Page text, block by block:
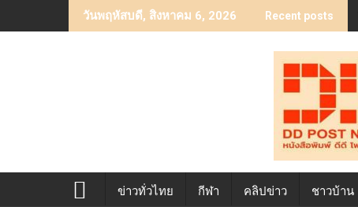
to
วันพฤหัสบดี, สิงหาคม 6, 2026 Recent posts
ข่าวทั่วไทย กีฬา คลิปข่าว ชาวบ้าน